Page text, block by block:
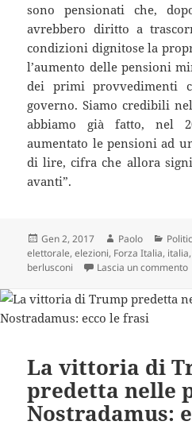
sono pensionati che,
avrebbero diritto a
condizioni dignitose la
l’aumento delle pensioni
dei primi provvedimenti
governo. Siamo credibili
abbiamo già fatto, nel
aumentato le pensioni ad
di lire, cifra che allora
avanti”.
Scritto
il
Gen 2, 2017 Autore
Paolo
elettorale,elezioni, Forza Italia, italia,
berlusconi
Lascia un commento
La vittoria di
predetta nelle
Nostradamus: